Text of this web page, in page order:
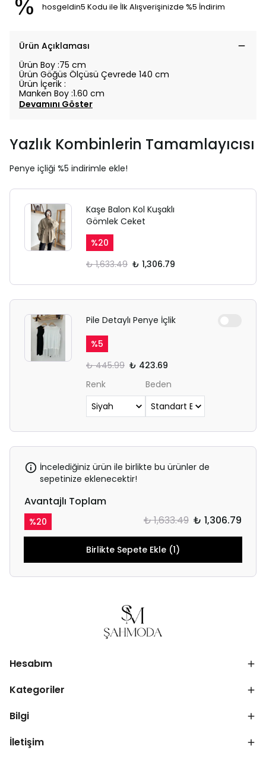
hosgeldin5 Kodu ile İlk Alışverişinizde %5 İndirim
Ürün Açıklaması
Ürün Boy :75 cm
Ürün Göğüs Ölçüsü Çevrede 140 cm
Ürün İçerik :
Manken Boy :1.60 cm
Devamını Göster
Yazlık Kombinlerin Tamamlayıcısı
Penye içliği %5 indirimle ekle!
Kaşe Balon Kol Kuşaklı
Gömlek Ceket
%20
₺ 1,633.49 ₺ 1,306.79
Pile Detaylı Penye İçlik
%5
₺ 445.99 ₺ 423.69
Renk
Beden
İncelediğiniz ürün ile birlikte bu ürünler de
sepetinize eklenecektir!
Avantajlı Toplam
%20 ₺ 1,633.49 ₺ 1,306.79
Birlikte Sepete Ekle (1)
Hesabım
Kategoriler
Bilgi
İletişim